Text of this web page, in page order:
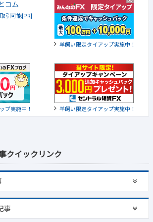
クイックリンク
事
引可能[PR]
羊飼い限定タイアップ実施中！
プ実施中！ 羊飼い限定タイアップ実施中！